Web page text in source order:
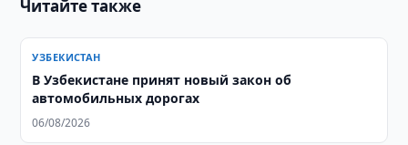
Читайте также
УЗБЕКИСТАН
В Узбекистане принят новый закон об
автомобильных дорогах
06/08/2026